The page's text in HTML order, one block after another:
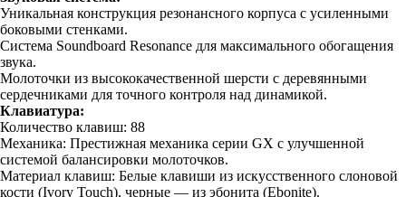
Уникальная конструкция резонансного корпуса с усиленными
боковыми стенками.
Система Soundboard Resonance для максимального обогащения
звука.
Молоточки из высококачественной шерсти с деревянными
сердечниками для точного контроля над динамикой.
Клавиатура:
Количество клавиш: 88
Механика: Престижная механика серии GX с улучшенной
системой балансировки молоточков.
Материал клавиш: Белые клавиши из искусственного слоновой
кости (Ivory Touch), черные — из эбонита (Ebonite).